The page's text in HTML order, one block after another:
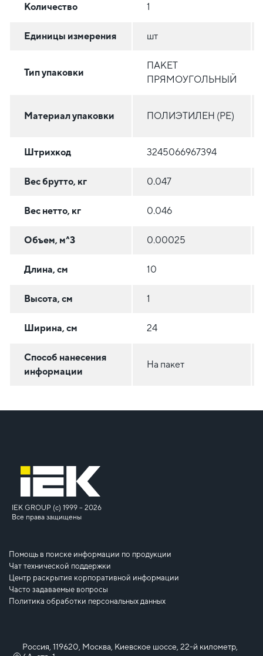
Количество 1
Единицы измерения шт
Тип упаковки
ПАКЕТ
ПРЯМОУГОЛЬНЫЙ
Материал упаковки ПОЛИЭТИЛЕН (PE)
Штрихкод 3245066967394
Вес брутто, кг 0.047
Вес нетто, кг 0.046
Объем, м^3 0.00025
Длина, см 10
Высота, см 1
Ширина, см 24
Способ нанесения
информации
На пакет
IEK GROUP (c) 1999 – 2026
Все права защищены
Помощь в поиске информации по продукции
Чат технической поддержки
Центр раскрытия корпоративной информации
Часто задаваемые вопросы
Политика обработки персональных данных
Россия, 119620, Москва, Киевское шоссе, 22-й километр,